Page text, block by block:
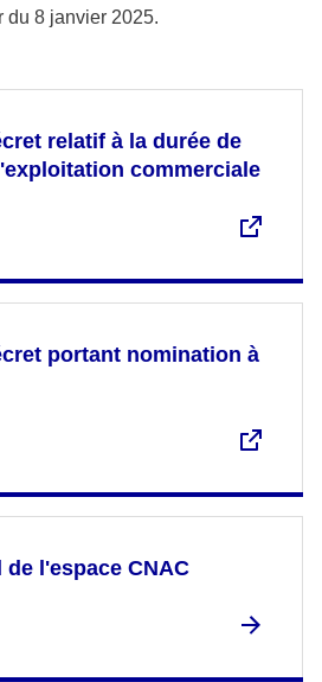
du 8 janvier 2025.
relatif à la durée de
commerciale
portant nomination à
l'espace CNAC